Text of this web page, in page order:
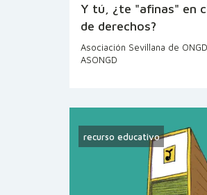
Y tú, ¿te "afinas" en
de derechos?
Asociación Sevillana de
ASONGD
recurso educativo